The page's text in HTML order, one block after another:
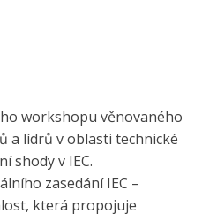
workshopu věnovaného
a lídrů v oblasti technické
shody v IEC.
zasedání IEC –
která propojuje